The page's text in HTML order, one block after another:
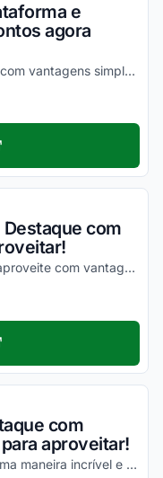
e
agora
Não fique de fora dessa e aproveite com vantagens simplesmente incríveis!
com
Desfrute dos melhores descontos e aproveite com vantagens simplesmente incríveis!
com
aproveitar!
Garanta os melhores descontos de uma maneira incrível e economize!